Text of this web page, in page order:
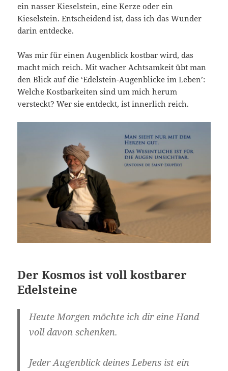
ein nasser Kieselstein, eine Kerze oder ein
Kieselstein. Entscheidend ist, dass ich das Wunder
darin entdecke.
Was mir für einen Augenblick kostbar wird, das
macht mich reich. Mit wacher Achtsamkeit übt man
den Blick auf die ‘Edelstein-Augenblicke im Leben’:
Welche Kostbarkeiten sind um mich herum
versteckt? Wer sie entdeckt, ist innerlich reich.
Der Kosmos ist voll kostbarer
Edelsteine
Heute Morgen möchte ich dir eine Hand
voll davon schenken.
Jeder Augenblick deines Lebens ist ein